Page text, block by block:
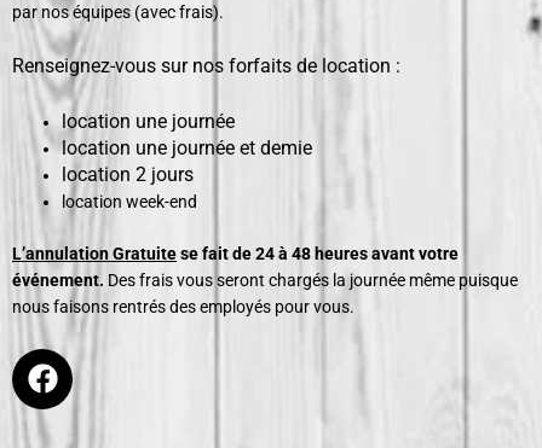
par nos équipes (avec frais).
Renseignez-vous sur nos forfaits de location :
location une journée
location une journée et demie
location 2 jours
location week-end
L’annulation Gratuitese fait de 24 à 48 heures avant votre
événement. Des frais vous seront chargés la journée même puisque
nous faisons rentrés des employés pour vous.
F
a
c